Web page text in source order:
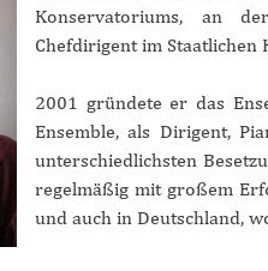
Konservatoriums, an
Chefdirigent im
2001 gründete er das
Ensemble, als Dirigent,
unterschiedlichsten
regelmäßig mit großem
und auch in Deutschland,